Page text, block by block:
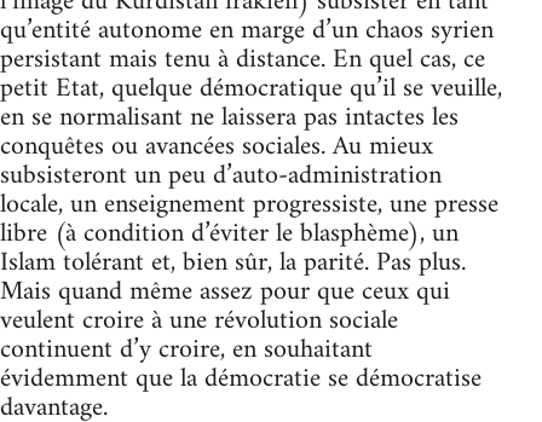
qu’entité autonome en marge d’un chaos syrien
persistant mais tenu à distance. En quel cas, ce
petit Etat, quelque démocratique qu’il se veuille,
en se normalisant ne laissera pas intactes les
conquêtes ou avancées sociales. Au mieux
subsisteront un peu d’auto-administration
locale, un enseignement progressiste, une presse
libre (à condition d’éviter le blasphème), un
Islam tolérant et, bien sûr, la parité. Pas plus.
Mais quand même assez pour que ceux qui
veulent croire à une révolution sociale
continuent d’y croire, en souhaitant
évidemment que la démocratie se démocratise
davantage.